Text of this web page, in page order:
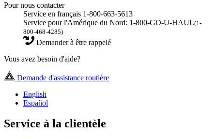
Pour nous contacter
Service en français 1-800-663-5613
Service pour l'Amérique du Nord: 1-800-GO-U-HAUL(1-
800-468-4285)
Demander à être rappelé
Vous avez besoin d'aide?
Demande d'assistance routière
English
Español
Service à la clientèle